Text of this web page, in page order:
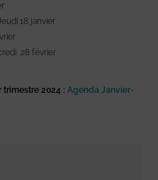
18 janvier
28 février
trimestre 2024 :Agenda Janvier-